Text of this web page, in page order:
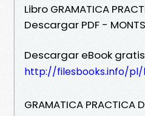
Libro GRAMATICA
Descargar PDF -
Descargar eBook
http://filesbooks.info/pl/
GRAMATICA PRACTICA